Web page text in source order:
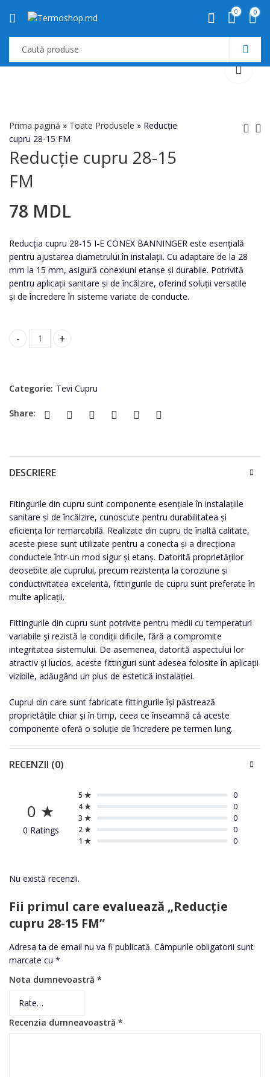
0 0
Prima pagină » Toate Produsele » Reducție
cupru 28-15 FM
Reducție cupru 28-15
FM
Reducție cupru 22-15
78 MDL
Reducția cupru 28-15 I-E CONEX BANNINGER este esențială
pentru ajustarea diametrului în instalații. Cu adaptare de la 28
mm la 15 mm, asigură conexiuni etanșe și durabile. Potrivită
pentru aplicații sanitare și de încălzire, oferind soluții versatile
și de încredere în sisteme variate de conducte.
Reducție cupru 28-15 FM quantity
Categorie: Tevi Cupru
Share:
DESCRIERE
Fitingurile din cupru sunt componente esențiale în instalațiile
sanitare și de încălzire, cunoscute pentru durabilitatea și
eficiența lor remarcabilă. Realizate din cupru de înaltă calitate,
aceste piese sunt utilizate pentru a conecta și a direcționa
conductele într-un mod sigur și etanș. Datorită proprietăților
deosebite ale cuprului, precum rezistența la coroziune și
conductivitatea excelentă, fittingurile de cupru sunt preferate în
multe aplicații.
Fittingurile din cupru sunt potrivite pentru medii cu temperaturi
variabile și rezistă la condiții dificile, fără a compromite
integritatea sistemului. De asemenea, datorită aspectului lor
atractiv și lucios, aceste fittinguri sunt adesea folosite în aplicații
vizibile, adăugând un plus de estetică instalației.
Cuprul din care sunt fabricate fittingurile își păstrează
proprietățile chiar și în timp, ceea ce înseamnă că aceste
componente oferă o soluție de încredere pe termen lung.
RECENZII (0)
0 ★
0 Ratings
5 ★
0
4 ★
0
3 ★
0
2 ★
0
1 ★
0
Nu există recenzii.
Fii primul care evaluează „Reducție
cupru 28-15 FM”
Adresa ta de email nu va fi publicată. Câmpurile obligatorii sunt
marcate cu *
Nota dumnevoastră *
Recenzia dumneavoastră *